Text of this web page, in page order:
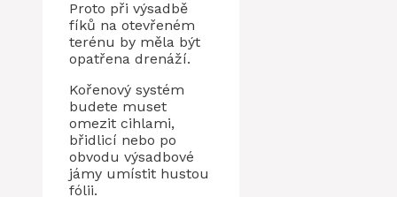
Proto při výsadbě
fíků na otevřeném
terénu by měla být
opatřena drenáží.
Kořenový systém
budete muset
omezit cihlami,
břidlicí nebo po
obvodu výsadbové
jámy umístit hustou
fólii.